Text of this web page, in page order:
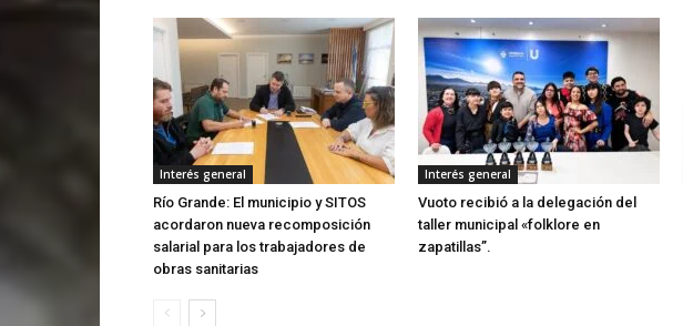
Interés general
Río Grande: El municipio y SITOS
acordaron nueva recomposición
salarial para los trabajadores de
obras sanitarias
Interés general
Vuoto recibió a la delegación del
taller municipal «folklore en
zapatillas”.